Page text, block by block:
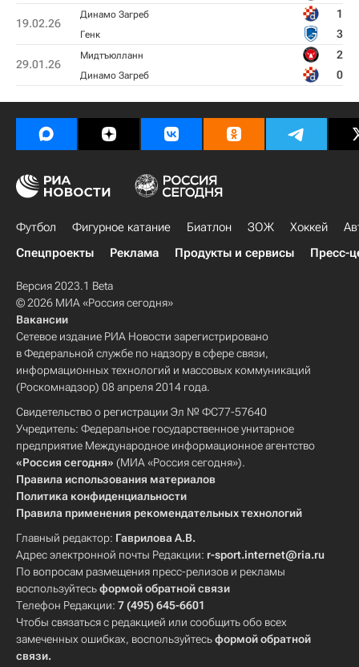
19.02.26
Динамо Загреб 1
Генк 3
29.01.26
Мидтъюлланн 2
Динамо Загреб 0
Футбол Фигурное катание Биатлон ЗОЖ Хоккей
Спецпроекты
Реклама Продукты и сервисы Пресс-
Версия 2023.1 Beta
© 2026 МИА «Россия сегодня»
Вакансии
Сетевое издание РИА Новости зарегистрировано
в Федеральной службе по надзору в сфере связи,
информационных технологий и массовых коммуникаций
(Роскомнадзор) 08 апреля 2014 года.
Свидетельство о регистрации Эл № ФС77-57640
Учредитель: Федеральное государственное унитарное
предприятие Международное информационное агентство
«Россия сегодня» (МИА «Россия сегодня»).
Правила использования материалов
Политика конфиденциальности
Правила применения рекомендательных технологий
Главный редактор: Гаврилова А.В.
Адрес электронной почты Редакции: r-sport.internet@ria.ru
По вопросам размещения пресс-релизов и рекламы
воспользуйтесьформой обратной связи
Телефон Редакции: 7 (495) 645-6601
Чтобы связаться с редакцией или сообщить обо всех
замеченных ошибках, воспользуйтесьформой обратной
связи.